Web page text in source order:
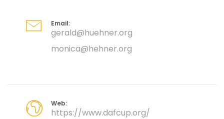
Email:
gerald@huehner.org
monica@hehner.org
Web:
https://www.dafcup.org/